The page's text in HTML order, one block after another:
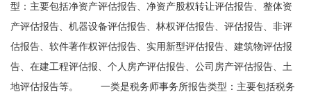
型：主要包括净资产评估报告、净资产股权转让评估报告、整体资
产评估报告、机器设备评估报告、林权评估报告、评估报告、非评
估报告、软件著作权评估报告、实用新型评估报告、建筑物评估报
告、在建工程评估报、个人房产评估报告、公司房产评估报告、土
地评估报告等。 一类是税务师事务所报告类型：主要包括税务